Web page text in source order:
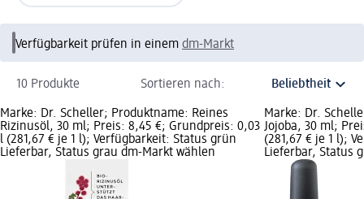
Verfügbarkeit prüfen in einem dm-Markt
10 Produkte Sortieren nach:
Marke: Dr. Scheller; Produktname: Reines
Rizinusöl, 30 ml; Preis: 8,45 €; Grundpreis: 0,03
l (281,67 € je 1 l); Verfügbarkeit: Status grün
Lieferbar, Status grau dm-Markt wählen
Marke: Dr.
Jojoba, 30 ml;
(281,67 € je 1 l);
Lieferbar, Status